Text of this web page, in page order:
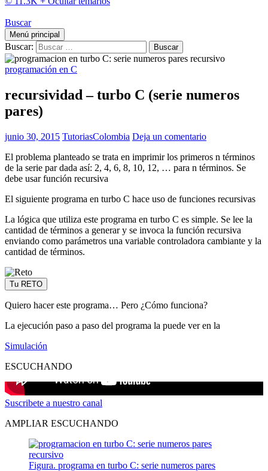
Buscar
Menú principal
Buscar:
programación en C
recursividad – turbo C (serie numeros
pares)
junio 30, 2015 TutoriasColombia Deja un comentario
El problema planteado se trata en imprimir los primeros n términos
de la serie par dada así: 2, 4, 6, 8, 10, 12, … para n términos. Se
debe usar función recursiva
El siguiente programa en turbo C hace uso de funciones recursivas
La lógica que utiliza este programa en turbo C es simple. Se lee la
cantidad de términos a generar y se invoca la función recursiva
enviando como parámetros una variable controladora cambiante y la
cantidad de términos.
Tu RETO
Quiero hacer este programa… Pero ¿Cómo funciona?
La ejecución paso a paso del programa la puede ver en la
Simulación
ESCUCHANDO
Suscribete a nuestro canal
AMPLIAR ESCUCHANDO
Figura. programa en turbo C: serie numeros pares